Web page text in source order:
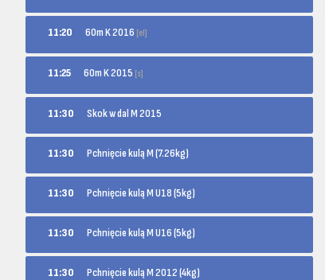
11:20 60m K 2016 [el]
11:25 60m K 2015 [s]
11:30 Skok w dal M 2015
11:30 Pchnięcie kulą M (7.26kg)
11:30 Pchnięcie kulą M U18 (5kg)
11:30 Pchnięcie kulą M U16 (5kg)
11:30 Pchnięcie kulą M 2012 (4kg)